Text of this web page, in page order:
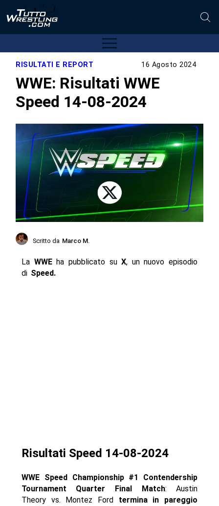
RISULTATI E REPORT 16 Agosto 2024
WWE: Risultati WWE
Speed 14-08-2024
Scritto da Marco M.
La WWEha pubblicato suX, un nuovo episodio
di Speed.
Risultati Speed 14-08-2024
WWE Speed Championship #1 Contendership
Tournament Quarter Final Match: Austin
Theory vs. Montez Ford
termina in pareggio